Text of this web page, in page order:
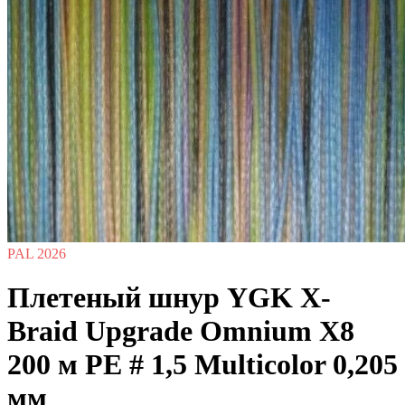
PAL 2026
Плетеный шнур YGK X-
Braid Upgrade Omnium X8
200 м PE # 1,5 Multicolor 0,205
мм